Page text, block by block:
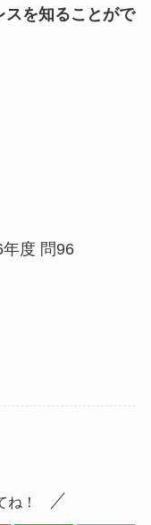
スを知ることがで
度 問96
ね！